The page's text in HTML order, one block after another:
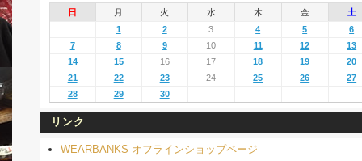
日 月 火 水 木 金
土
1
2 3 4 5
6
7
8 9 10 11 12
13
14
15 16 17 18 19
20
21
22 23 24 25 26
27
28
29 30
リンク
WEARBANKS オフラインショップページ